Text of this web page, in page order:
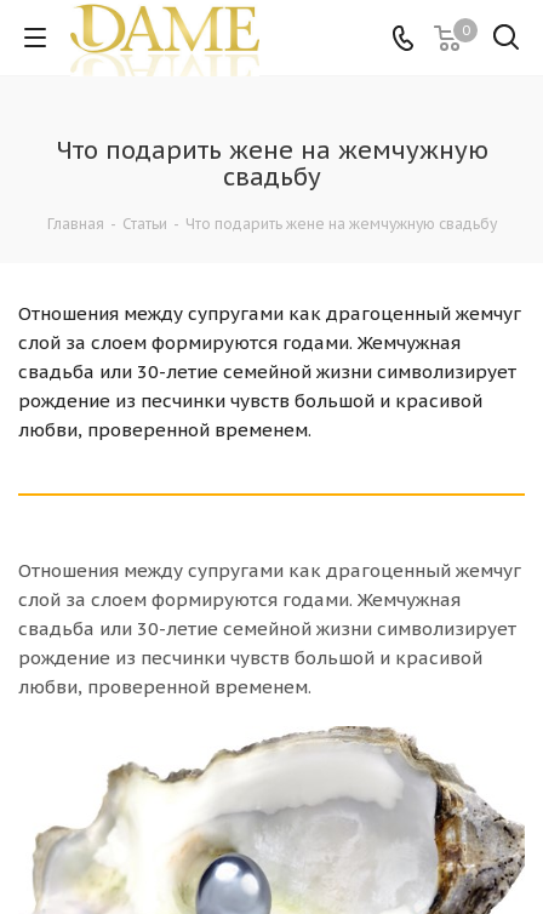
0
Что подарить жене на жемчужную
свадьбу
Главная - Статьи - Что подарить жене на жемчужную свадьбу
Отношения между супругами как драгоценный жемчуг
слой за слоем формируются годами. Жемчужная
свадьба или 30-летие семейной жизни символизирует
рождение из песчинки чувств большой и красивой
любви, проверенной временем.
Отношения между супругами как драгоценный жемчуг
слой за слоем формируются годами. Жемчужная
свадьба или 30-летие семейной жизни символизирует
рождение из песчинки чувств большой и красивой
любви, проверенной временем.